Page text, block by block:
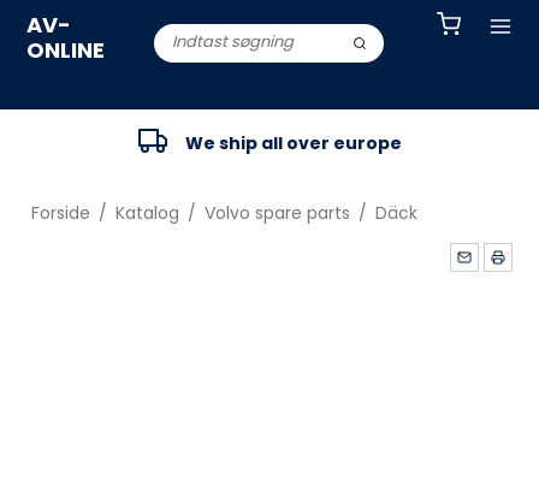
AV-
ONLINE
We ship all over europe
Forside / Katalog / Volvo spare parts / Däck